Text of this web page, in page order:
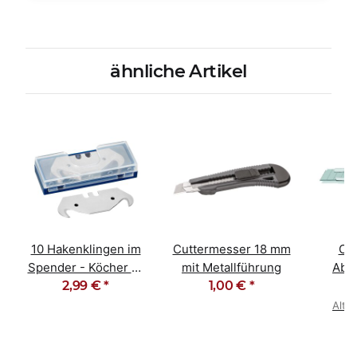
ähnliche Artikel
10 Hakenklingen im
Spender - Köcher 10
Stück
2,99 €*
Cuttermesser 18 mm
mit Metallführung
1,00 € *